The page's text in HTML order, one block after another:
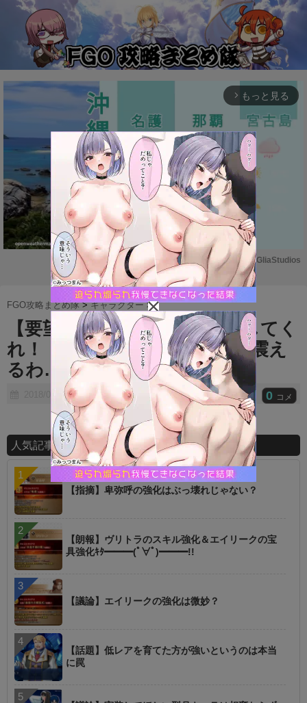
arrow_forward_ios もっと見る
M
u
t
Powered by GliaStudios
FGO攻略まとめ隊 >キャラクター >
【要望】早くケイローン実装してく
れ！！！⇐Q版英雄作成か‥‥震え
るわ…
2018/04/12 0 コメ
人気記事ランキング
【指摘】卑弥呼の強化はぶっ壊れじゃない？
【朗報】ヴリトラのスキル強化＆エイリークの宝
具強化ｷﾀ━━━(ﾟ∀ﾟ)━━━!!
【議論】エイリークの強化は微妙？
【話題】低レアを育てた方が強いというのは本当
に罠